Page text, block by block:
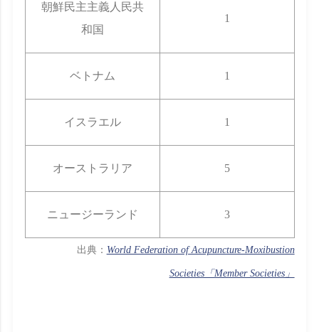
朝鮮民主主義人民共
和国
1
ベトナム 1
イスラエル 1
オーストラリア 5
ニュージーランド 3
出典： World Federation of Acupuncture-Moxibustion
Societies「Member Societies」